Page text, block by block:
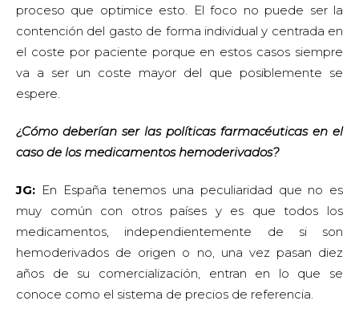
proceso que optimice esto. El foco no puede ser la
contención del gasto de forma individual y centrada en
el coste por paciente porque en estos casos siempre
va a ser un coste mayor del que posiblemente se
espere.
¿Cómo deberían ser las políticas farmacéuticas en el
caso de los medicamentos hemoderivados?
JG: En España tenemos una peculiaridad que no es
muy común con otros países y es que todos los
medicamentos, independientemente de si son
hemoderivados de origen o no, una vez pasan diez
años de su comercialización, entran en lo que se
conoce como el sistema de precios de referencia.